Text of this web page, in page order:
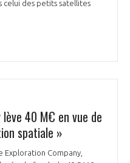
celui des petits satellites
40 M€ en vue de
spatiale »
Exploration Company,